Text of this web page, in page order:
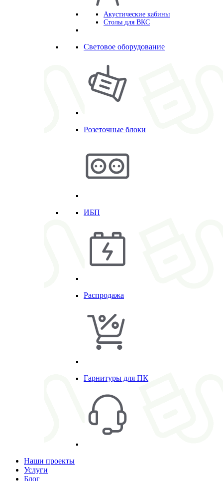
Акустические кабины
Столы для ВКС
Световое оборудование
Розеточные блоки
ИБП
Распродажа
Гарнитуры для ПК
Наши проекты
Услуги
Блог